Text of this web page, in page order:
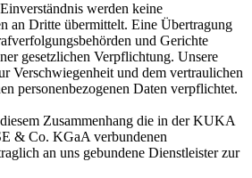
werden keine
an Dritte übermittelt. Eine Übertragung
und Gerichte
gesetzlichen Verpflichtung. Unsere
Verschwiegenheit und dem vertraulichen
personenbezogenen Daten verpflichtet.
Zusammenhang die in der KUKA
& Co. KGaA verbundenen
an uns gebundene Dienstleister zur